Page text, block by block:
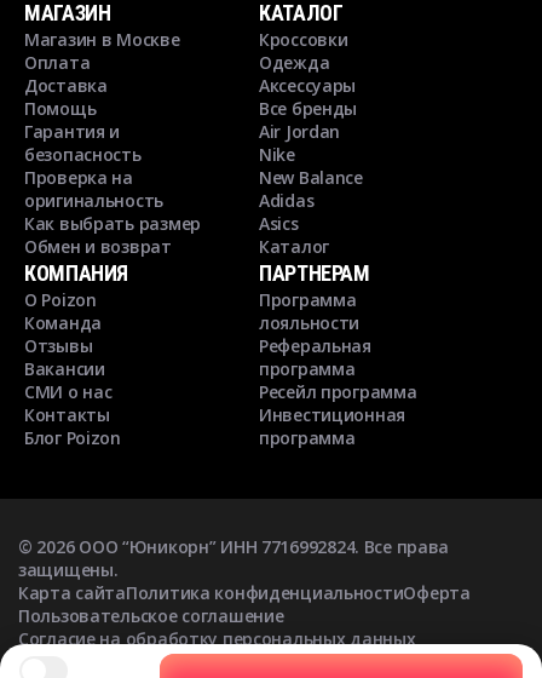
МАГАЗИН
Магазин в Москве
Оплата
Доставка
Помощь
Гарантия и
безопасность
Проверка на
оригинальность
Как выбрать размер
Обмен и возврат
КАТАЛОГ
Кроссовки
Одежда
Аксессуары
Все бренды
Air Jordan
Nike
New Balance
Adidas
Asics
Каталог
КОМПАНИЯ
О Poizon
Команда
Отзывы
Вакансии
СМИ о нас
Контакты
Блог Poizon
ПАРТНЕРАМ
Программа
лояльности
Реферальная
программа
Ресейл программа
Инвестиционная
программа
© 2026ООО “Юникорн” ИНН 7716992824. Все права
защищены.
Карта сайтаПолитика конфиденциальностиОферта
Пользовательское соглашение
Согласие на обработку персональных данных
Согласие на получение рекламных рассылок